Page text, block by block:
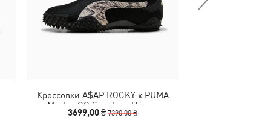
Кроссовки A$AP ROCKY x PUMA
Mostro OG Sneakers Unisex
3699,00 ₴7390,00 ₴